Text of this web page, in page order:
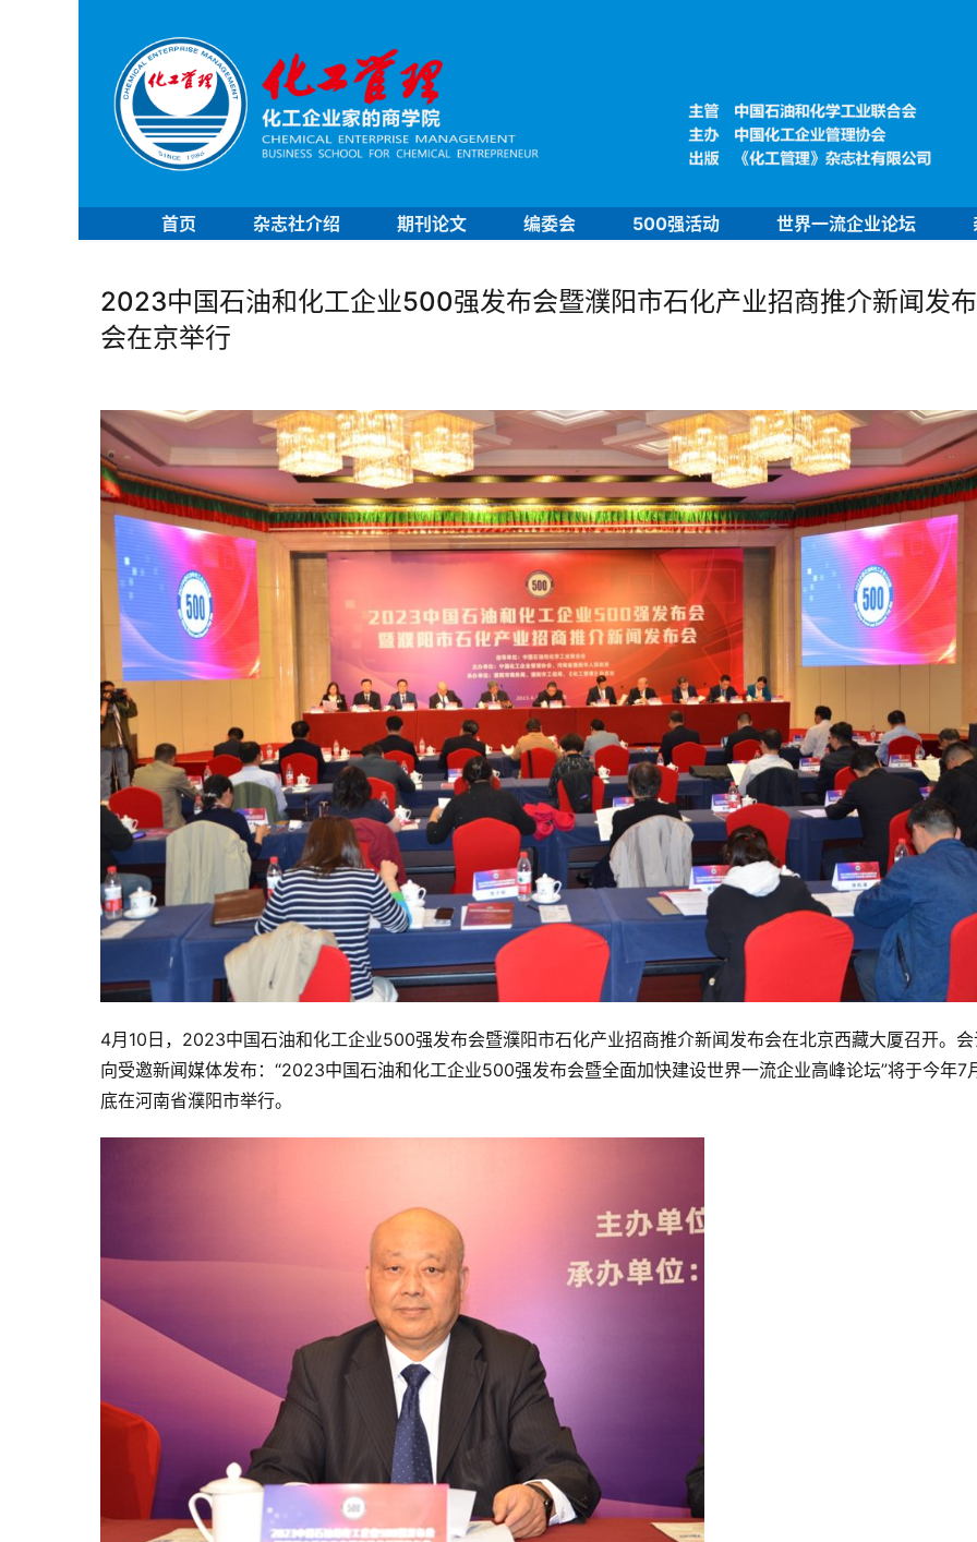
首页 杂志社介绍 期刊论文 编委会 500强活动 世界一流企业论坛
2023中国石油和化工企业500强发布会暨濮阳市石化产业招商推介新闻发布
会在京举行
4月10日，2023中国石油和化工企业500强发布会暨濮阳市石化产业招商推介新闻发布会在北京西藏大厦召开。
向受邀新闻媒体发布：“2023中国石油和化工企业500强发布会暨全面加快建设世界一流企业高峰论坛”将于今年7
底在河南省濮阳市举行。